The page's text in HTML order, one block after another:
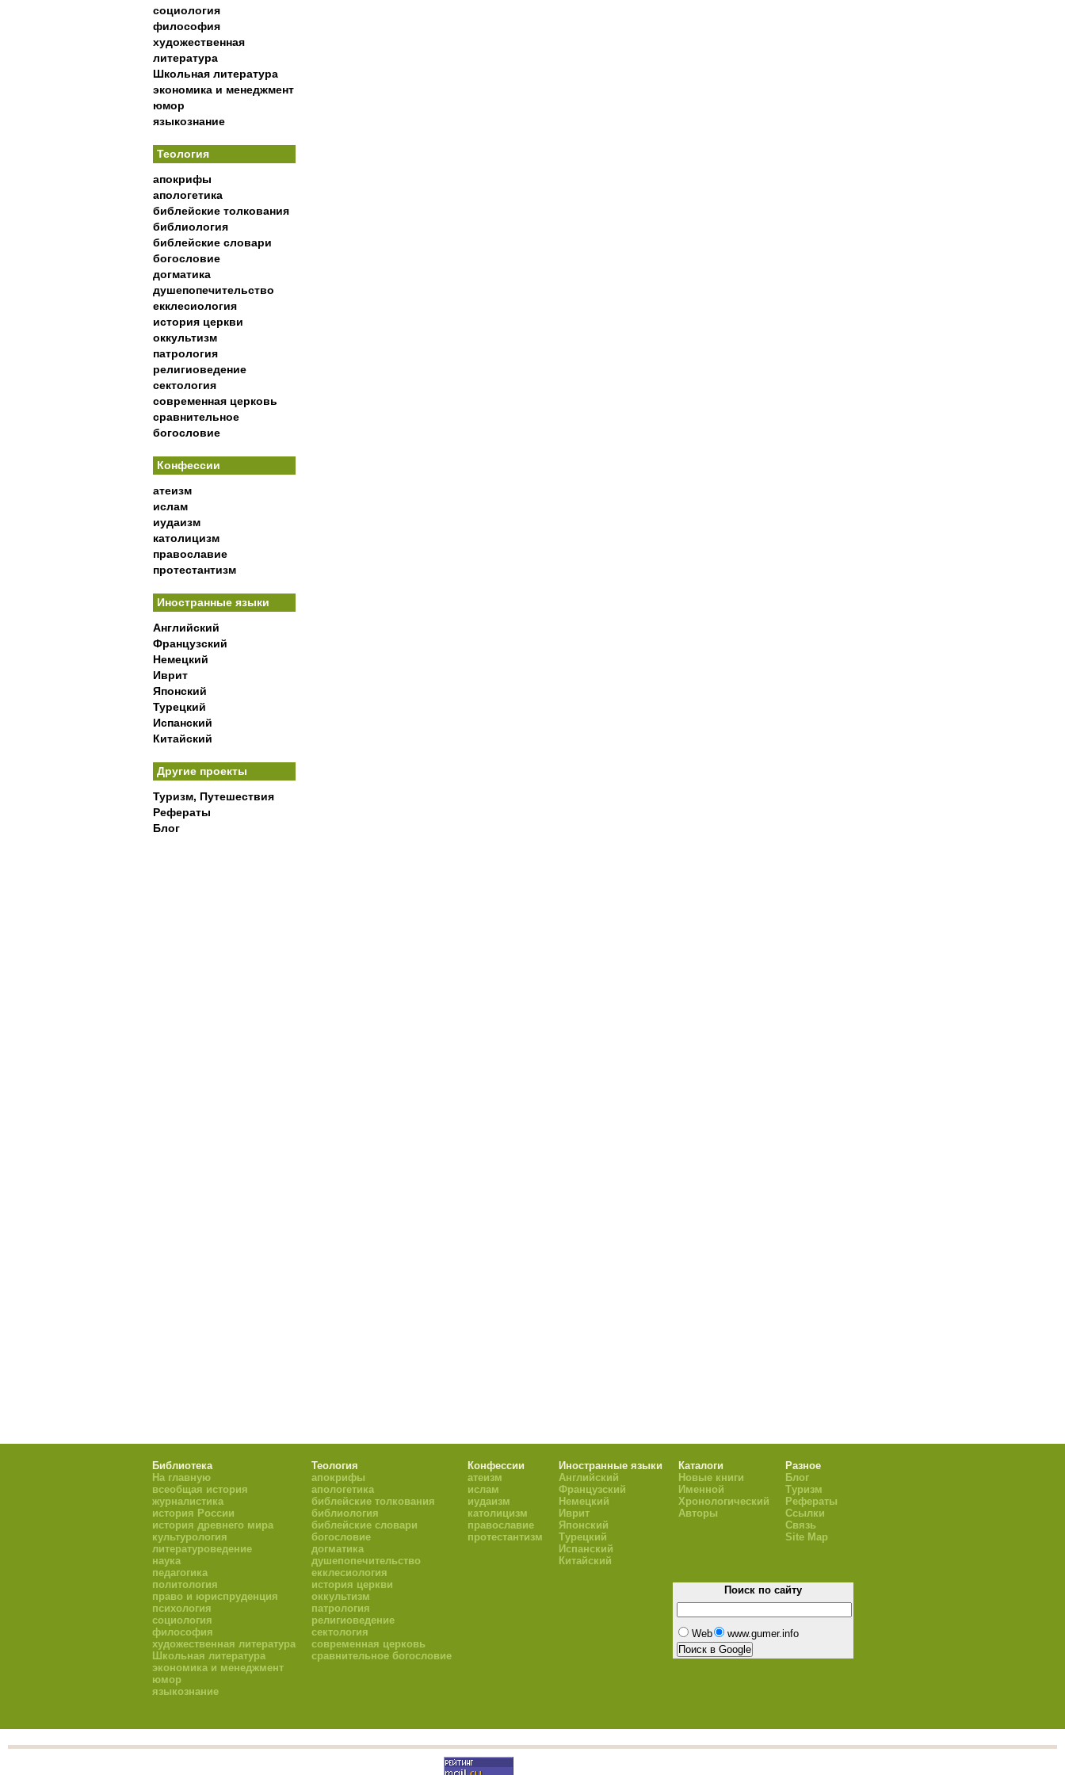
социология
философия
художественная
литература
Школьная литература
экономика и менеджмент
юмор
языкознание
Теология
апокрифы
апологетика
библейские толкования
библиология
библейские словари
богословие
догматика
душепопечительство
екклесиология
история церкви
оккультизм
патрология
религиоведение
сектология
современная церковь
сравнительное
богословие
Конфессии
атеизм
ислам
иудаизм
католицизм
православие
протестантизм
Иностранные языки
Английский
Французский
Немецкий
Иврит
Японский
Турецкий
Испанский
Китайский
Другие проекты
Туризм, Путешествия
Рефераты
Блог
Библиотека
На главную
всеобщая история
журналистика
история России
история древнего мира
культурология
литературоведение
наука
педагогика
политология
право и юриспруденция
психология
социология
философия
художественная литература
Школьная литература
экономика и менеджмент
юмор
языкознание
Теология
апокрифы
апологетика
библейские толкования
библиология
библейские словари
богословие
догматика
душепопечительство
екклесиология
история церкви
оккультизм
патрология
религиоведение
сектология
современная церковь
сравнительное богословие
Конфессии
атеизм
ислам
иудаизм
католицизм
православие
протестантизм
Иностранные языки
Английский
Французский
Немецкий
Иврит
Японский
Турецкий
Испанский
Китайский
Каталоги
Новые книги
Именной
Хронологический
Авторы
Разное
Блог
Туризм
Рефераты
Ссылки
Связь
Site Map
Поиск по сайту
Web www.gumer.info